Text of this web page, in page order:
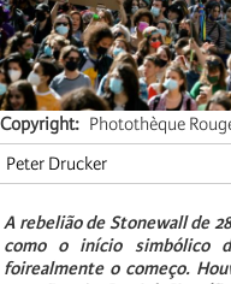
Copyright
Photothèque
Peter Drucker
A rebelião de Stonewall de
como o início simbólico
foirealmente o começo.